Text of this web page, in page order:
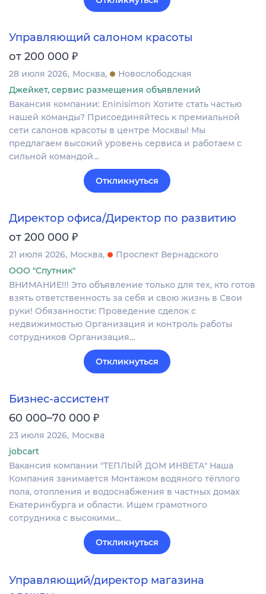
Управляющий салоном красоты
от 200 000 ₽
28 июля 2026 Москва
Новослободская
Джейкет, сервис размещения объявлений
Вакансия компании: Eninisimon Хотите стать частью
нашей команды? Присоединяйтесь к премиальной
сети салонов красоты в центре Москвы! Мы
предлагаем высокий уровень сервиса и работаем с
сильной командой…
Откликнуться
Директор офиса/Директор по развитию
от 200 000 ₽
21 июля 2026 Москва
Проспект Вернадского
ООО "Спутник"
ВНИМАНИЕ!!! Это объявление только для тех, кто готов
взять ответственность за себя и свою жизнь в Свои
руки! Обязанности: Проведение сделок с
недвижимостью Организация и контроль работы
сотрудников Организация…
Откликнуться
Бизнес-ассистент
60 000–70 000 ₽
23 июля 2026 Москва
jobcart
Вакансия компании "ТЕПЛЫЙ ДОМ ИНВЕТА" Наша
Компания занимается Монтажом водяного тёплого
пола, отопления и водоснабжения в частных домах
Екатеринбурга и области. Ищем грамотного
сотрудника с высокими…
Откликнуться
Управляющий/директор магазина